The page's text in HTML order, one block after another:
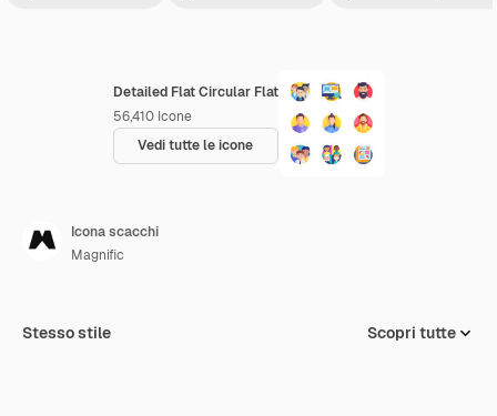
Detailed Flat Circular Flat
56,410 Icone
Vedi tutte le icone
Icona scacchi
Magnific
Stesso stile Scopri tutte